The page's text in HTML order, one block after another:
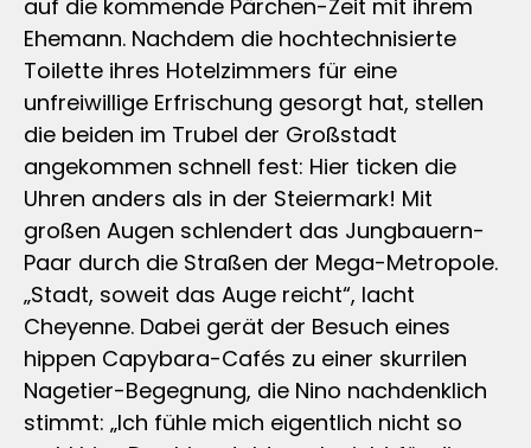
auf die kommende Pärchen-Zeit mit ihrem
Ehemann. Nachdem die hochtechnisierte
Toilette ihres Hotelzimmers für eine
unfreiwillige Erfrischung gesorgt hat, stellen
die beiden im Trubel der Großstadt
angekommen schnell fest: Hier ticken die
Uhren anders als in der Steiermark! Mit
großen Augen schlendert das Jungbauern-
Paar durch die Straßen der Mega-Metropole.
„Stadt, soweit das Auge reicht“, lacht
Cheyenne. Dabei gerät der Besuch eines
hippen Capybara-Cafés zu einer skurrilen
Nagetier-Begegnung, die Nino nachdenklich
stimmt: „Ich fühle mich eigentlich nicht so